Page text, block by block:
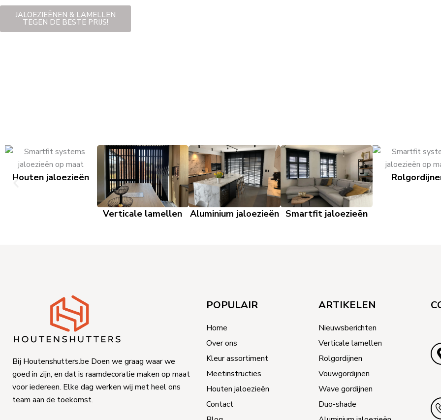
JALOEZIEËNEN & LAMELLEN
TEGEN DE BESTE PRIJS!
Houten jaloezieën
Verticale lamellen Aluminium jaloezieën Smartfit jaloezieën
Bij Houtenshutters.be Doen we graag waar we
goed in zijn, en dat is raamdecoratie maken op maat
voor iedereen. Elke dag werken wij met heel ons
team aan de toekomst.
POPULAIR
Home
Over ons
Kleur assortiment
Meetinstructies
Houten jaloezieën
Contact
ARTIKELEN
Nieuwsberichten
Verticale lamellen
Rolgordijnen
Vouwgordijnen
Wave gordijnen
Duo-shade